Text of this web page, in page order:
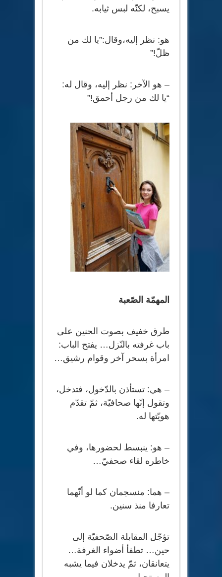
يسبح، لكنّه لبس ثيابه.
هو: نظر إليه،وقال:”يا لك من
ظلّ!”
– هو الآخر: نظر إليه، وقال له:
“يا لك من رجل أحمق!”
المهمّة الصّعبة
طرق خفيف بصوت الحنين على
باب غرفته بالنّزل… يفتح الباب:
امرأة بسحر آخر وقوام رشيق…
– هي: تستأذن بالدّخول، فتدخل،
وتقول إنّها صحافيّة، ثمّ تقدّم
هويّتها له.
– هو: ينبسط لحضورها، وفي
خاطره لقاء صحفيّ…
– هما: منسجمان كما لو أنّهما
تعارفا منذ سنين.
تؤجّل المقابلة الصّحفيّة إلى
حين… تطفأ أضواء الغرفة…
يتعانقان، ثمّ يدخلان فيما يشبه